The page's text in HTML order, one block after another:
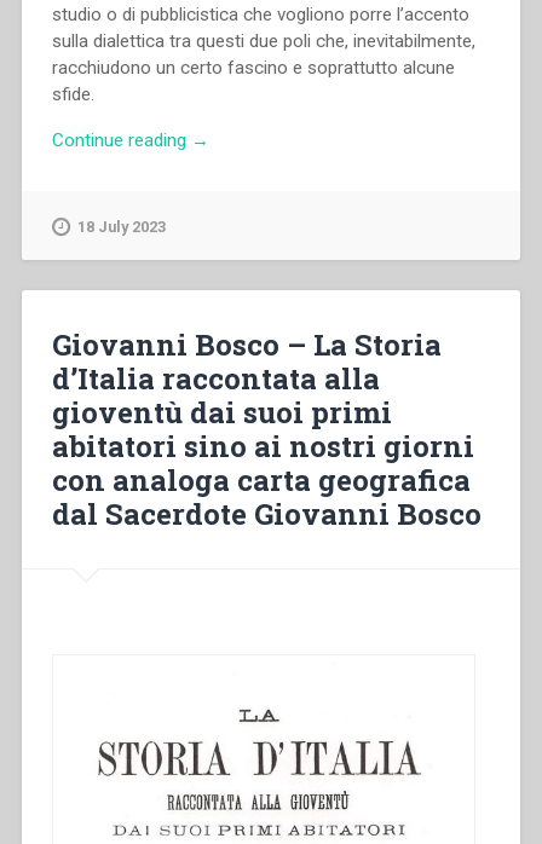
studio o di pubblicistica che vogliono porre l’accento
sulla dialettica tra questi due poli che, inevitabilmente,
racchiudono un certo fascino e soprattutto alcune
sfide.
Continue reading “Jesús
Tra
crisi,
nostalgie,
speranza”
→
18 July 2023
Giovanni Bosco – La Storia
d’Italia raccontata alla
gioventù dai suoi primi
abitatori sino ai nostri giorni
con analoga carta geografica
dal Sacerdote Giovanni Bosco